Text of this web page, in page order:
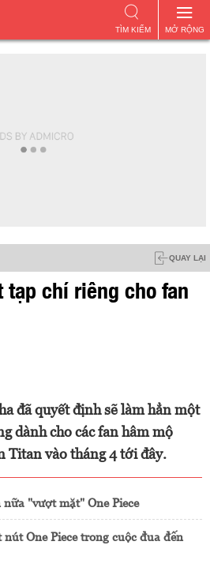
MỞ RỘNG
TÌM KIẾM
QUAY LẠI
tạp chí riêng cho fan
đã quyết định sẽ làm hẳn một
dành cho các fan hâm mộ
Titan vào tháng 4 tới đây.
"vượt mặt" One Piece
One Piece trong cuộc đua đến